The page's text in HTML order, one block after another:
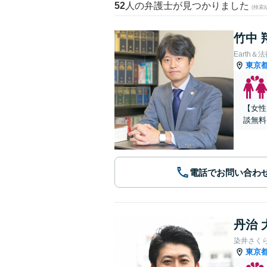
52 人の弁護士が見つかりました (検索
竹中
Earth＆
東京
【女
談無
電話でお問い合わ
丹治
染井さく
東京